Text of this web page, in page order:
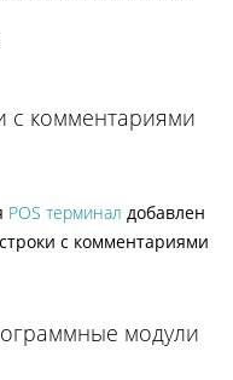
с комментариями
POS терминал добавлен
с комментариями
модули